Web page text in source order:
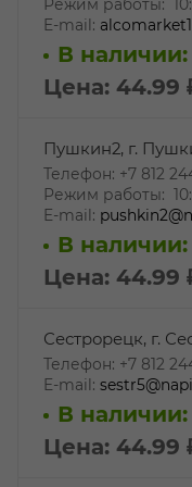
Режим работы:
E-mail:
В наличии:
Цена: 44.99
Пушкин2, г.
Телефон: +7 812
Режим работы:
E-mail:
В наличии:
Цена: 44.99
Сестрорецк, г.
Телефон: +7 812
E-mail:
В наличии:
Цена: 44.99